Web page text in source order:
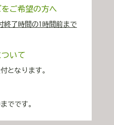
こんな方におすすめ ・
酔い予防したい方 など
服でも十分効果的です
ビタミンC、グルタチオ
呼ばれ、お互いに連携し
ベラ・シナール・グル
ただくのがおすすめです
ル ￥2,200 トラ
ご希望の方へ
終了時間の1時間前まで
いて
となります。
でです。